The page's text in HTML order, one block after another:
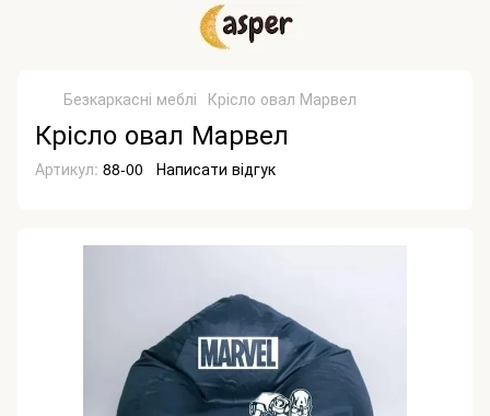
Безкаркасні меблі Крісло овал Марвел
Крісло овал Марвел
Артикул: 88-00 Написати відгук